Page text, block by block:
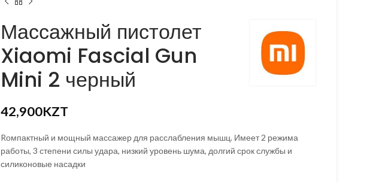
Массажный пистолет
Xiaomi Fascial Gun
Mini 2 черный
42,900KZT
Rомпактный и мощный массажер для расслабления мышц. Имеет 2 режима
работы, 3 степени силы удара, низкий уровень шума, долгий срок службы и
силиконовые насадки